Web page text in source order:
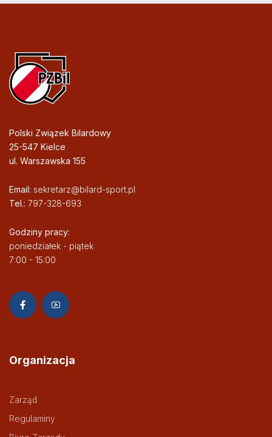
Polski Związek Bilardowy
25-547 Kielce
ul. Warszawska 155
Email: sekretarz@bilard-sport.pl
Tel.: 797-328-693
Godziny pracy:
poniedziałek - piątek
7:00 - 15:00
Organizacja
Zarząd
Regulaminy